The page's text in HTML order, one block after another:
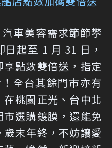
車美容需求節節攀
起至 1 月 31 日，
點數雙倍送，指定
全台其餘門市亦有
桃園正光、台中北
選購鍍膜，還能免
末年終，不妨讓愛